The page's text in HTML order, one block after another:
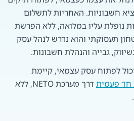
חשבוניות. האחריות לתשלום
נופלת עליו במלואה, ללא הפרשת
תעסוקתי והוא נדרש לנהל עסק
גבייה והנהלת חשבונות.
לפתוח עסק עצמאי, קיימת
חד פעמית
דרך מערכת NETO, ללא